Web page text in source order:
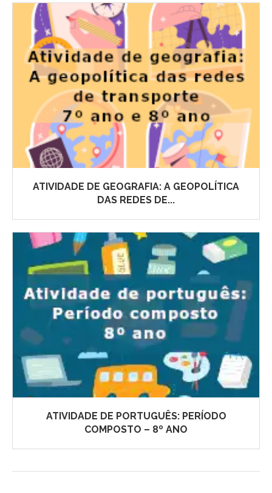
ATIVIDADE DE GEOGRAFIA: A GEOPOLÍTICA
DAS REDES DE...
ATIVIDADE DE PORTUGUÊS: PERÍODO
COMPOSTO – 8º ANO